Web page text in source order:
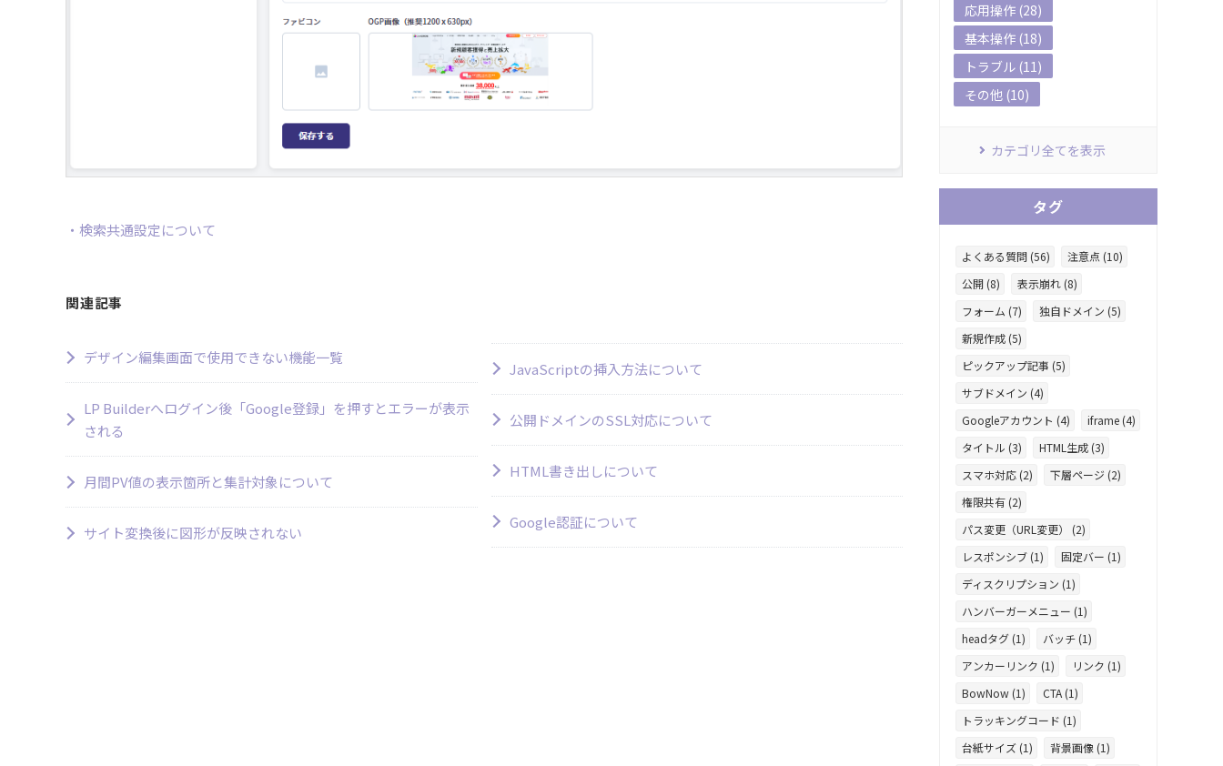
・検索共通設定について
関連記事
デザイン編集画面で使用できない機能一覧
LP Builderへログイン後「Google登録」を押すとエラーが表示
される
月間PV値の表示箇所と集計対象について
サイト変換後に図形が反映されない
JavaScriptの挿入方法について
公開ドメインのSSL対応について
HTML書き出しについて
Google認証について
応用操作 (28)
基本操作 (18)
トラブル (11)
その他 (10)
カテゴリ全てを表示
タグ
よくある質問 (56)
注意点 (10)
公開 (8)
表示崩れ (8)
フォーム (7)
独自ドメイン (5)
新規作成 (5)
ピックアップ記事 (5)
サブドメイン (4)
Googleアカウント (4)
iframe (4)
タイトル (3)
HTML生成 (3)
スマホ対応 (2)
下層ページ (2)
権限共有 (2)
パス変更（URL変更） (2)
レスポンシブ (1)
固定バー (1)
ディスクリプション (1)
ハンバーガーメニュー (1)
headタグ (1)
バッチ (1)
アンカーリンク (1)
リンク (1)
BowNow (1)
CTA (1)
トラッキングコード (1)
台紙サイズ (1)
背景画像 (1)